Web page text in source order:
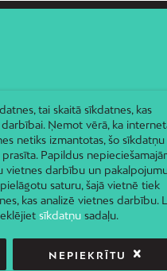
tai skaitā sīkdatnes, kas
Ņemot vērā, ka
netiks izmantotas, šo sīkdatņu
Papildus
vietnes darbību un
saturu, šajā vietnē tiek
kas analizē vietnes darbību.
sīkdatņu sadaļu.
NEPIEKRĪTU